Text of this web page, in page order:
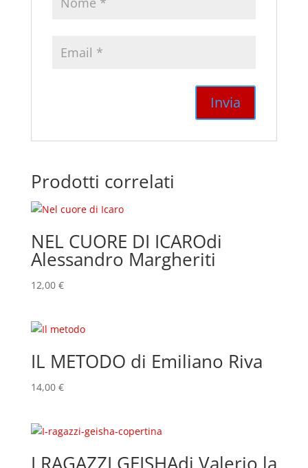
Prodotti correlati
NEL CUORE DI ICAROdi
Alessandro Margheriti
12,00 €
IL METODO di Emiliano Riva
14,00 €